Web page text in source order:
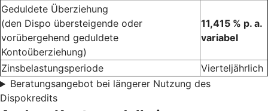
Geduldete Überziehung
(den Dispo übersteigende oder
vorübergehend geduldete
Kontoüberziehung)
11,415 % p. a.
variabel
Zinsbelastungsperiode
Vierteljährlich
Beratungsangebot bei längerer Nutzung des
Dispokredits